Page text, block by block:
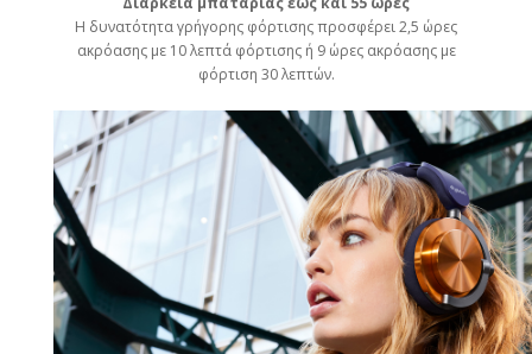
Η δυνατότητα γρήγορης φόρτισης προσφέρει 2,5 ώρες
ακρόασης με 10 λεπτά φόρτισης ή 9 ώρες ακρόασης με
φόρτιση 30 λεπτών.